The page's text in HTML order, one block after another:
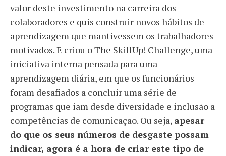
valor deste investimento na carreira dos
colaboradores e quis construir novos hábitos de
aprendizagem que mantivessem os trabalhadores
motivados. E criou o The SkillUp! Challenge, uma
iniciativa interna pensada para uma
aprendizagem diária, em que os funcionários
foram desafiados a concluir uma série de
programas que iam desde diversidade e inclusão a
competências de comunicação. Ou seja, apesar
do que os seus números de desgaste possam
indicar, agora é a hora de criar este tipo de